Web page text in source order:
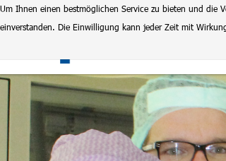
Um Ihnen einen bestmöglichen Service zu bieten und die
einverstanden. Die Einwilligung kann jeder Zeit mit
Klinikum